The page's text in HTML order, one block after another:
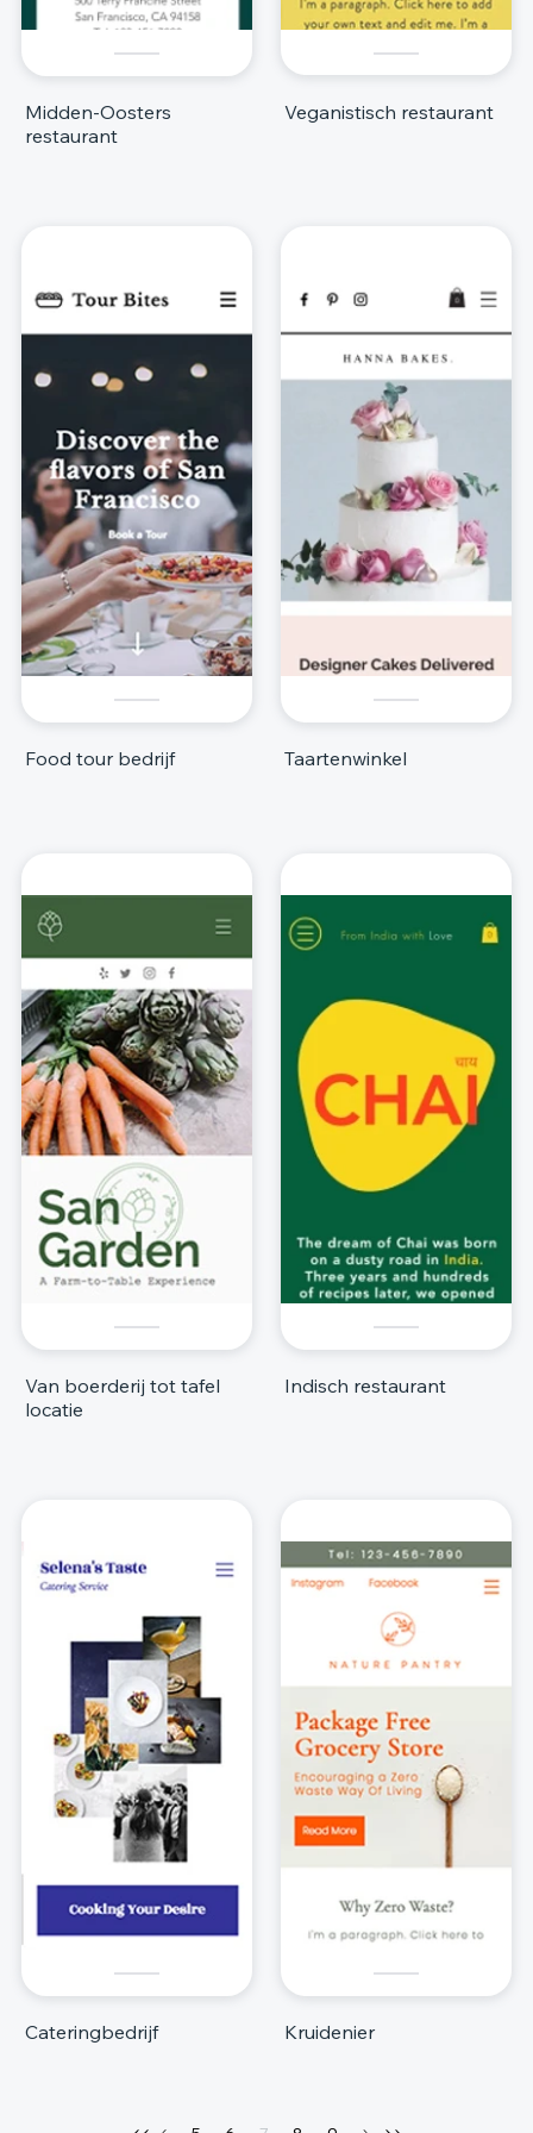
Midden-Oosters
restaurant
Veganistisch restaurant
Food tour bedrijf Taartenwinkel
Van boerderij tot tafel
locatie
Indisch restaurant
Cateringbedrijf Kruidenier